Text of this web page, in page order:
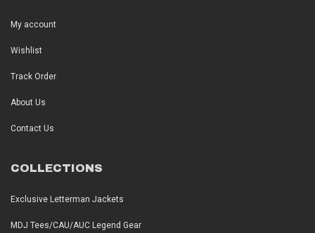
My account
Wishlist
Track Order
About Us
Contact Us
COLLECTIONS
Exclusive Letterman Jackets
MDJ Tees/CAU/AUC Legend Gear